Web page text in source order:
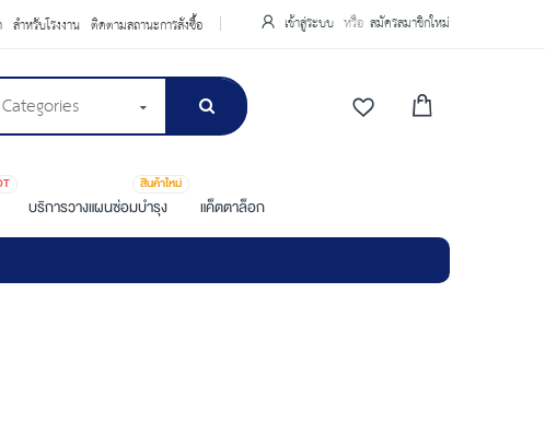
สำหรับโรงงาน ติดตามสถานะการสั่งซื้อ เข้าสู่ระบบ สมัครสมาชิกใหม่
บริการวางแผนซ่อมบำรุง
สินค้าใหม่
แค็ตตาล็อก